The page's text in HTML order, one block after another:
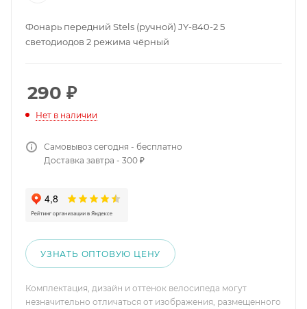
Фонарь передний Stels (ручной) JY-840-2 5
светодиодов 2 режима чёрный
290 ₽
Нет в наличии
Самовывоз сегодня - бесплатно
Доставка завтра - 300 ₽
УЗНАТЬ ОПТОВУЮ ЦЕНУ
Комплектация, дизайн и оттенок велосипеда могут
незначительно отличаться от изображения, размещенного